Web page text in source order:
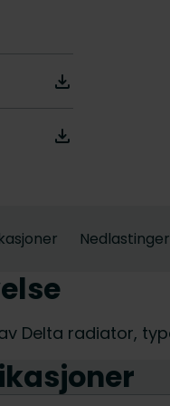
Nedlastinger
radiator, type